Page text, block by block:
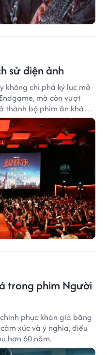
sử điện ảnh
không chỉ phá kỷ lục mở
mà còn vượt
thành bộ phim ăn khách
trong phim Người
phục khán giả bằng
xúc và ý nghĩa, điều
hơn 60 năm.